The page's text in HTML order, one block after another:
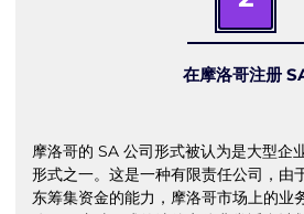
在摩洛哥注册
摩洛哥的 SA 公司形式被认为是大型企
形式之一。这是一种有限责任公司，由
东筹集资金的能力，摩洛哥市场上的业